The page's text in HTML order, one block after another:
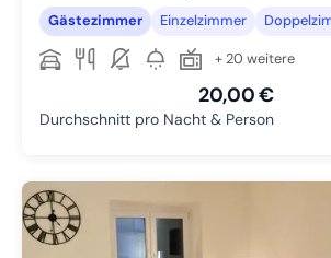
Gästezimmer Einzelzimmer
+ 20 weitere
20,00 €
Durchschnitt pro Nacht & Person